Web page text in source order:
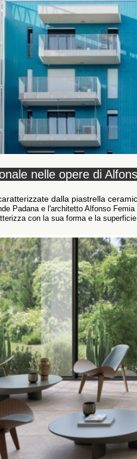
nelle opere di
dalla piastrella
Padana e l'architetto Alfonso
con la sua forma e la